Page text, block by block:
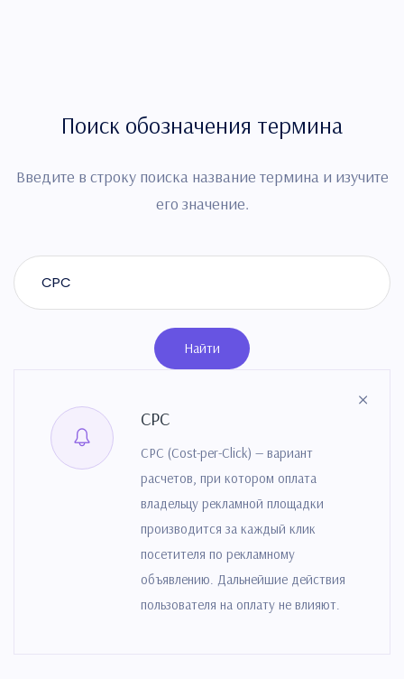
Поиск обозначения термина
Введите в строку поиска название термина и изучите
его значение.
Найти
CPC
CPC (Cost-per-Click) — вариант
расчетов, при котором оплата
владельцу рекламной площадки
производится за каждый клик
посетителя по рекламному
объявлению. Дальнейшие действия
пользователя на оплату не влияют.